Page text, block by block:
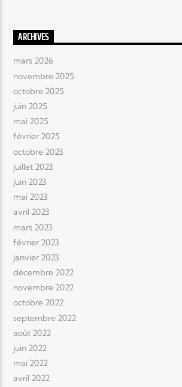
ARCHIVES
mars 2026
novembre 2025
octobre 2025
juin 2025
mai 2025
février 2025
octobre 2023
juillet 2023
juin 2023
mai 2023
avril 2023
mars 2023
février 2023
janvier 2023
décembre 2022
novembre 2022
octobre 2022
septembre 2022
août 2022
juin 2022
mai 2022
avril 2022